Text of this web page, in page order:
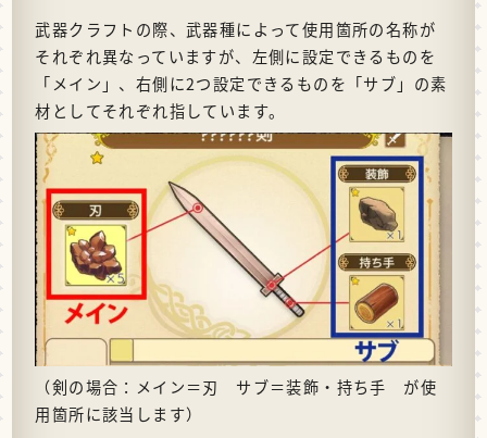
武器クラフトの際、武器種によって使用箇所の名称が
それぞれ異なっていますが、左側に設定できるものを
「メイン」、右側に2つ設定できるものを「サブ」の素
材としてそれぞれ指しています。
（剣の場合：メイン＝刃 サブ＝装飾・持ち手 が使
用箇所に該当します）